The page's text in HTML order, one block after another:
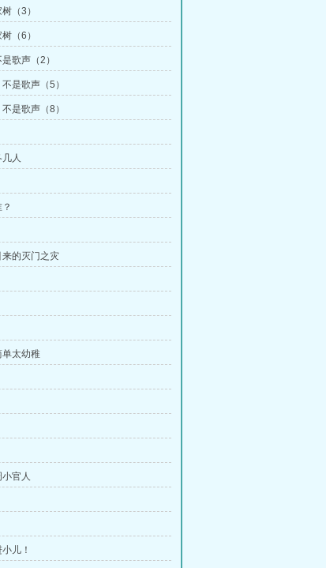
（3）
（6）
歌声（2）
是歌声（5）
是歌声（8）
人
的灭门之灾
单太幼稚
官人
儿！